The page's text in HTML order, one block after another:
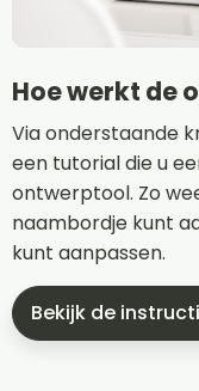
Hoe werkt de
Via onderstaande
een tutorial die u
ontwerptool. Zo
naambordje kunt
kunt aanpassen.
Bekijk de